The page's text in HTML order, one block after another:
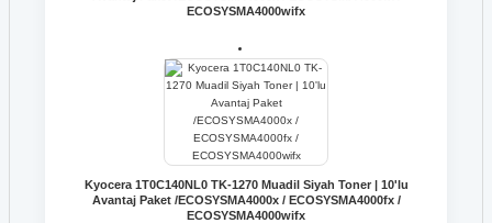
ECOSYSMA4000wifx
Kyocera 1T0C140NL0 TK-1270 Muadil Siyah Toner | 10'lu
Avantaj Paket /ECOSYSMA4000x / ECOSYSMA4000fx /
ECOSYSMA4000wifx